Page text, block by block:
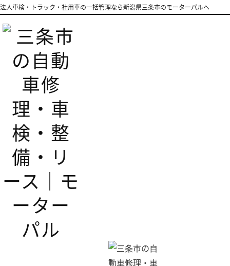
法人車検・トラック・社用車の一括管理なら新潟県三条市のモーターパルへ